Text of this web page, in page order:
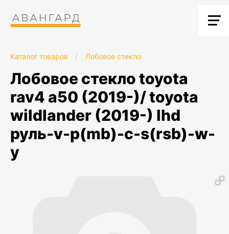
Каталог товаров / Лобовое стекло
лобовое стекло toyota
rav4 a50 (2019-)/ toyota
wildlander (2019-) lhd
руль-v-p(mb)-c-s(rsb)-w-
y